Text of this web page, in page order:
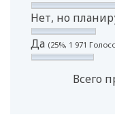
Нет, но
Да (25%, 1 971
Всего